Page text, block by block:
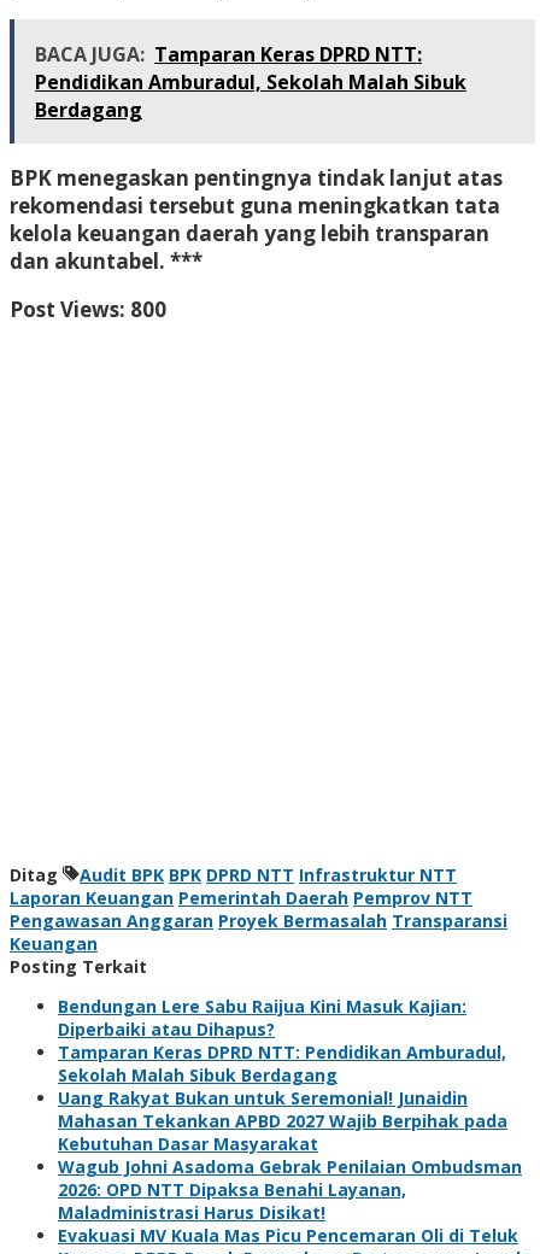
BACA JUGA: Tamparan Keras DPRD NTT:
Pendidikan Amburadul, Sekolah Malah Sibuk
Berdagang
BPK menegaskan pentingnya tindak lanjut atas
rekomendasi tersebut guna meningkatkan tata
kelola keuangan daerah yang lebih transparan
dan akuntabel. ***
Post Views: 800
Ditag Audit BPK BPK DPRD NTT Infrastruktur NTT
Laporan Keuangan Pemerintah Daerah Pemprov NTT
Pengawasan Anggaran Proyek Bermasalah Transparansi
Keuangan
Posting Terkait
Bendungan Lere Sabu Raijua Kini Masuk Kajian:
Diperbaiki atau Dihapus?
Tamparan Keras DPRD NTT: Pendidikan Amburadul,
Sekolah Malah Sibuk Berdagang
Uang Rakyat Bukan untuk Seremonial! Junaidin
Mahasan Tekankan APBD 2027 Wajib Berpihak pada
Kebutuhan Dasar Masyarakat
Wagub Johni Asadoma Gebrak Penilaian Ombudsman
2026: OPD NTT Dipaksa Benahi Layanan,
Maladministrasi Harus Disikat!
Evakuasi MV Kuala Mas Picu Pencemaran Oli di Teluk